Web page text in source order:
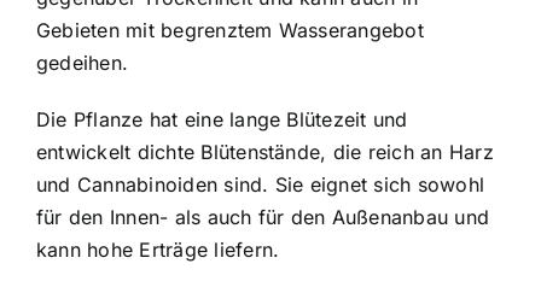
Gebieten mit begrenztem Wasserangebot
gedeihen.
Die Pflanze hat eine lange Blütezeit und
entwickelt dichte Blütenstände, die reich an Harz
und Cannabinoiden sind. Sie eignet sich sowohl
für den Innen- als auch für den Außenanbau und
kann hohe Erträge liefern.